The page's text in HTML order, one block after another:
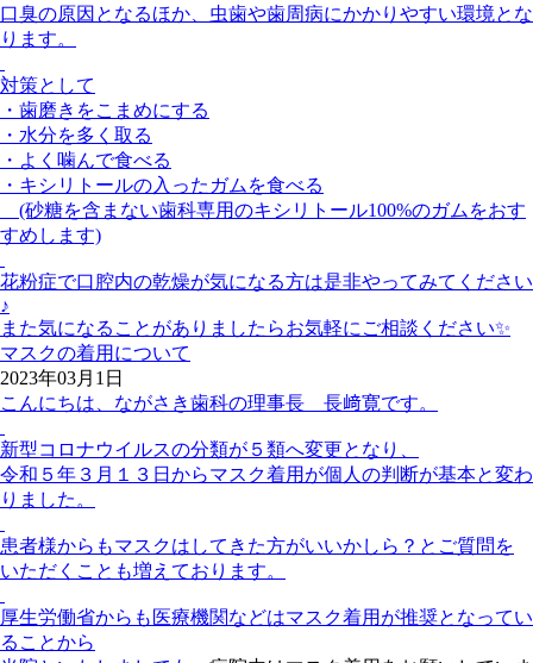
口臭の原因となるほか、虫歯や歯周病にかかりやすい環境とな
ります。
対策として
・歯磨きをこまめにする
・水分を多く取る
・よく噛んで食べる
・キシリトールの入ったガムを食べる
(砂糖を含まない歯科専用のキシリトール100%のガムをおす
すめします)
花粉症で口腔内の乾燥が気になる方は是非やってみてください
♪
また気になることがありましたらお気軽にご相談ください✨
マスクの着用について
2023年03月1日
こんにちは、ながさき歯科の理事長 長﨑寛です。
新型コロナウイルスの分類が５類へ変更となり、
令和５年３月１３日からマスク着用が個人の判断が基本と変わ
りました。
患者様からもマスクはしてきた方がいいかしら？とご質問を
いただくことも増えております。
厚生労働省からも医療機関などはマスク着用が推奨となってい
ることから